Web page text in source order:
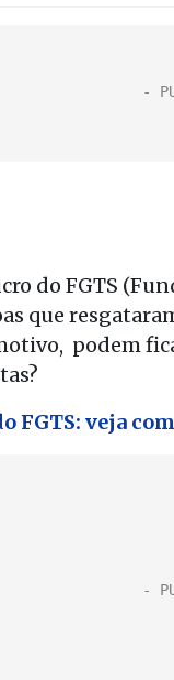
do FGTS
que
podem
FGTS: veja